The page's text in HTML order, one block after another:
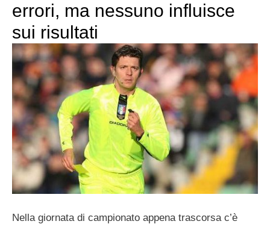
errori, ma nessuno influisce
sui risultati
Nella giornata di campionato appena trascorsa c’è